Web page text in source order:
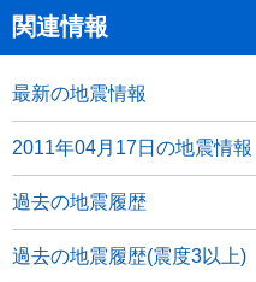
関連情報
最新の地震情報
2011年04月17日の地震情報
過去の地震履歴
過去の地震履歴(震度3以上)